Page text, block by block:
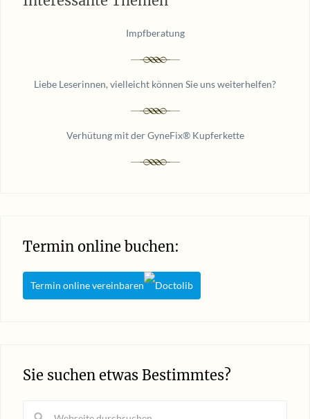
Impfberatung
Liebe Leserinnen, vielleicht können Sie uns weiterhelfen?
Verhütung mit der GyneFix® Kupferkette
Termin online buchen:
Termin online vereinbaren
Sie suchen etwas Bestimmtes?